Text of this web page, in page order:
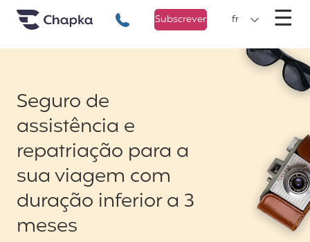
Chapka Seguro Viagem
+351 800 50 01 71
Subscrever fr ☰
Seguro de
assistência e
repatriação para a
sua viagem com
duração inferior a 3
meses